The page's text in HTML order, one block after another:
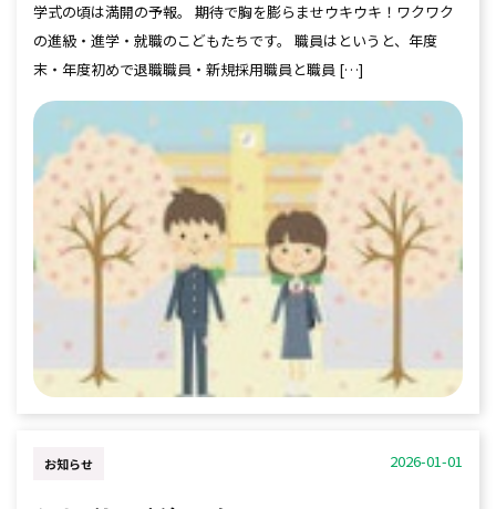
学式の頃は満開の予報。 期待で胸を膨らませウキウキ！ワクワク
の進級・進学・就職のこどもたちです。 職員はというと、年度
末・年度初めで退職職員・新規採用職員と職員 […]
2026-01-01
お知らせ